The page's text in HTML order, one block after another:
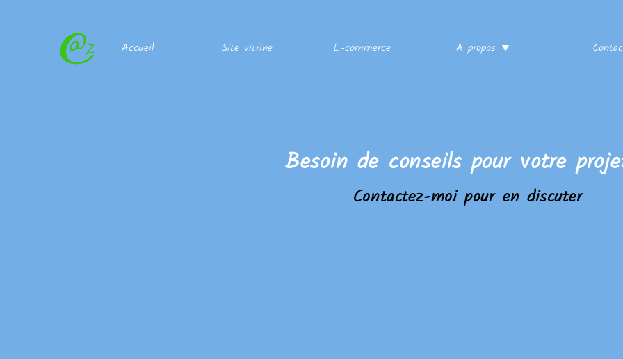
Accueil Site vitrine E-commerce A propos
Besoin de conseils pour votre
Contactez-moi pour en discuter